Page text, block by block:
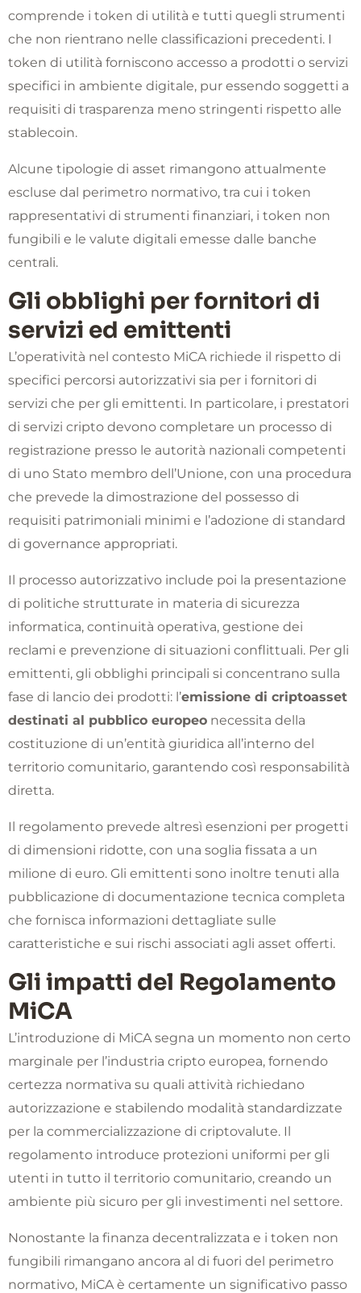
comprende i token di utilità e tutti quegli strumenti
che non rientrano nelle classificazioni precedenti. I
token di utilità forniscono accesso a prodotti o servizi
specifici in ambiente digitale, pur essendo soggetti a
requisiti di trasparenza meno stringenti rispetto alle
stablecoin.
Alcune tipologie di asset rimangono attualmente
escluse dal perimetro normativo, tra cui i token
rappresentativi di strumenti finanziari, i token non
fungibili e le valute digitali emesse dalle banche
centrali.
Gli obblighi per fornitori di
servizi ed emittenti
L’operatività nel contesto MiCA richiede il rispetto di
specifici percorsi autorizzativi sia per i fornitori di
servizi che per gli emittenti. In particolare, i prestatori
di servizi cripto devono completare un processo di
registrazione presso le autorità nazionali competenti
di uno Stato membro dell’Unione, con una procedura
che prevede la dimostrazione del possesso di
requisiti patrimoniali minimi e l’adozione di standard
di governance appropriati.
Il processo autorizzativo include poi la presentazione
di politiche strutturate in materia di sicurezza
informatica, continuità operativa, gestione dei
reclami e prevenzione di situazioni conflittuali. Per gli
emittenti, gli obblighi principali si concentrano sulla
fase di lancio dei prodotti: l’emissione di criptoasset
destinati al pubblico europeo necessita della
costituzione di un’entità giuridica all’interno del
territorio comunitario, garantendo così responsabilità
diretta.
Il regolamento prevede altresì esenzioni per progetti
di dimensioni ridotte, con una soglia fissata a un
milione di euro. Gli emittenti sono inoltre tenuti alla
pubblicazione di documentazione tecnica completa
che fornisca informazioni dettagliate sulle
caratteristiche e sui rischi associati agli asset offerti.
Gli impatti del Regolamento
MiCA
L’introduzione di MiCA segna un momento non certo
marginale per l’industria cripto europea, fornendo
certezza normativa su quali attività richiedano
autorizzazione e stabilendo modalità standardizzate
per la commercializzazione di criptovalute. Il
regolamento introduce protezioni uniformi per gli
utenti in tutto il territorio comunitario, creando un
ambiente più sicuro per gli investimenti nel settore.
Nonostante la finanza decentralizzata e i token non
fungibili rimangano ancora al di fuori del perimetro
normativo, MiCA è certamente un significativo passo